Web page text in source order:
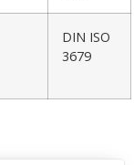
DIN ISO
3679